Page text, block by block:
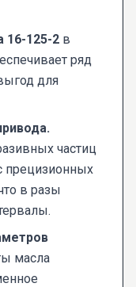
16-125-2 в
ряд
для
частиц
прецизионных
в разы
масла